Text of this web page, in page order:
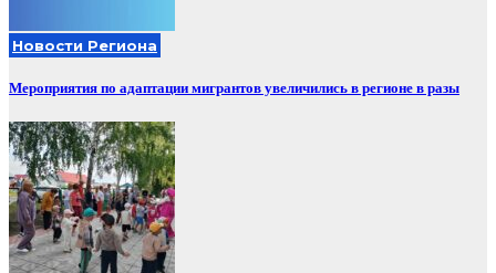
Новости Региона
Мероприятия по адаптации мигрантов увеличились в регионе в разы